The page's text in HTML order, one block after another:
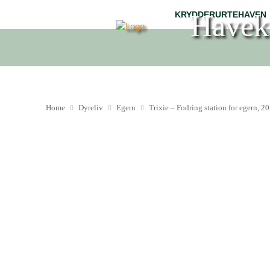
KRYDDERURTEHAVEN
Home Dyreliv Egern Trixie – Fodring station for egern,